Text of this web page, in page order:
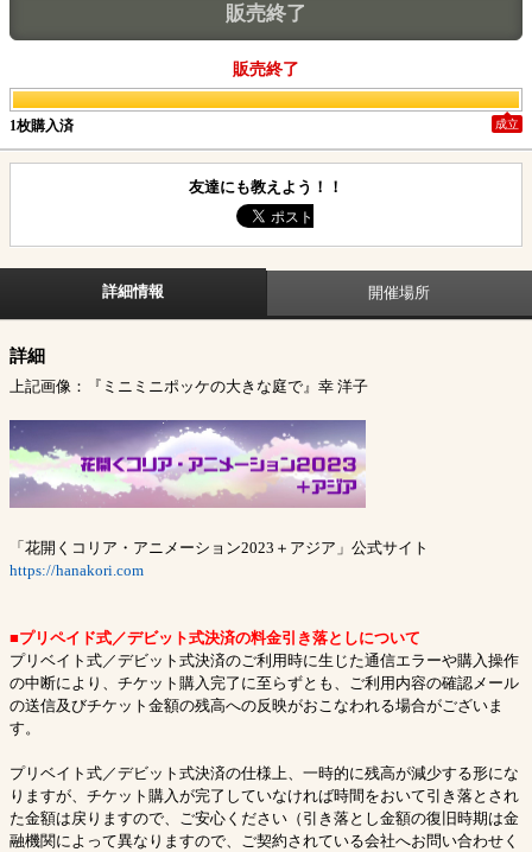
販売終了
販売終了
1枚購入済 成立
友達にも教えよう！！
詳細情報 開催場所
詳細
上記画像：『ミニミニポッケの大きな庭で』幸 洋子
「花開くコリア・アニメーション2023＋アジア」公式サイト
https://hanakori.com
■プリペイド式／デビット式決済の料金引き落としについて
プリベイト式／デビット式決済のご利用時に生じた通信エラーや購入操作
の中断により、チケット購入完了に至らずとも、ご利用内容の確認メール
の送信及びチケット金額の残高への反映がおこなわれる場合がございま
す。
プリベイト式／デビット式決済の仕様上、一時的に残高が減少する形にな
りますが、チケット購入が完了していなければ時間をおいて引き落とされ
た金額は戻りますので、ご安心ください（引き落とし金額の復旧時期は金
融機関によって異なりますので、ご契約されている会社へお問い合わせく